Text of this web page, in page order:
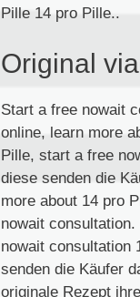
Pille 14 pro Pille..
Original
Start a free nowait
online, learn more
Pille, start a free
diese senden die
more about 14 pro
nowait
nowait consultation
senden die Käufer
originale Rezept